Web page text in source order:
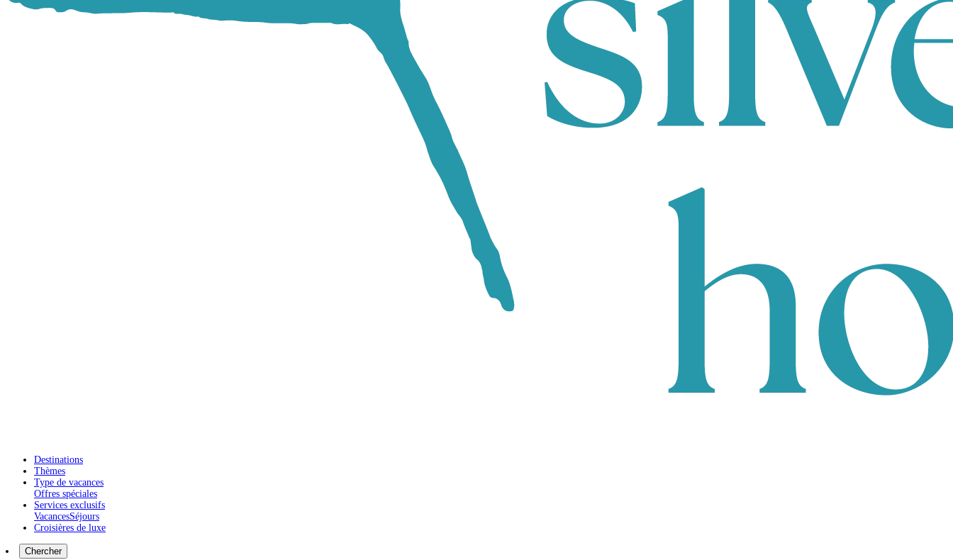
Destinations
Thèmes
Type de vacances
Offres spéciales
Services exclusifs
VacancesSéjours
Croisières de luxe
Chercher